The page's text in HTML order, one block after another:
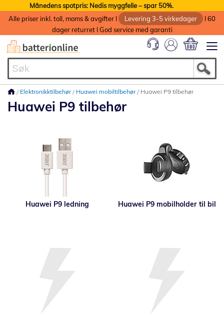
Månedens spotpris: Nedis myggfelle – spar 50%.
Alle priser inkl. toll, moms & avgifter I
Levering 3-5 virkedager
I 60
dager returret I God service med garanti
Elektronikktilbehør Huawei mobiltilbehør Huawei P9 tilbehør
Huawei P9 tilbehør
Huawei P9 ledning Huawei P9 mobilholder til bil